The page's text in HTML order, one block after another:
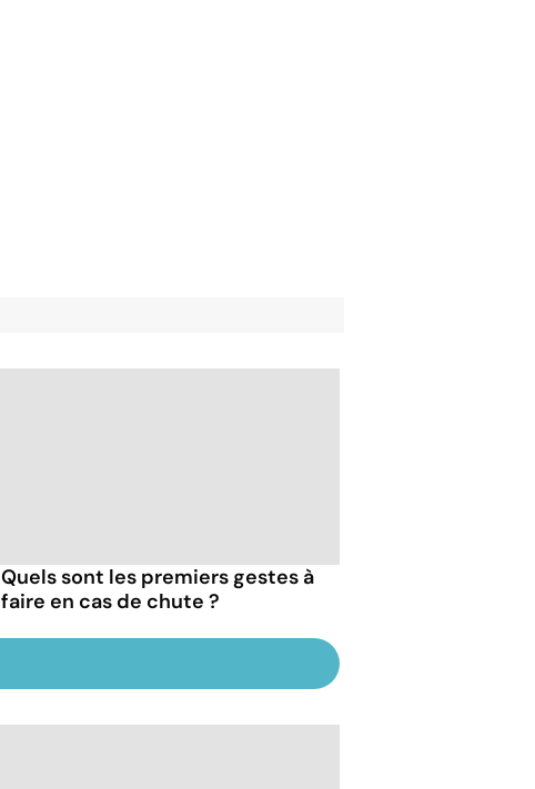
Quels sont les premiers gestes à
faire en cas de chute ?